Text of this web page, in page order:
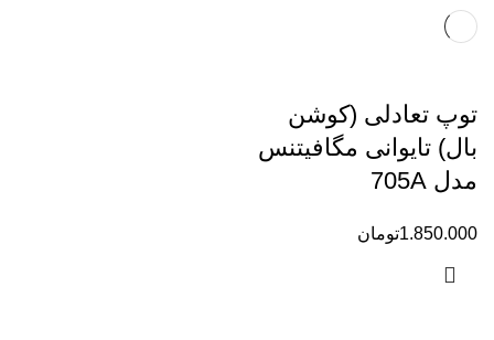
توپ تعادلی (کوشن
بال) تایوانی مگافیتنس
مدل 705A
تومان1.850.000